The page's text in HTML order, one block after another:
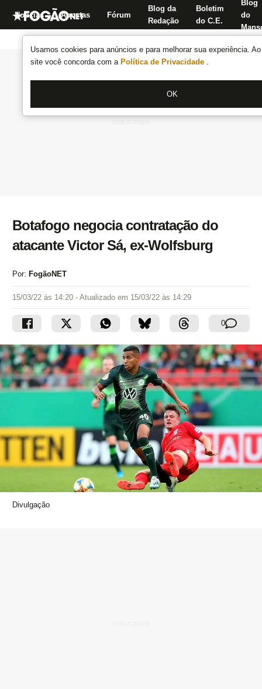
Usamos cookies para anúncios e para melhorar sua experiência.
site você concorda com a Política de Privacidade .
OK
Notícias Apostas Fórum
Blog da
Redação
Boletim
do C.E.
Blog
do
Botafogo negocia contratação do
atacante Victor Sá, ex-Wolfsburg
Por: FogãoNET
15/03/22 às 14:20 - Atualizado em 15/03/22 às 14:29
0
Divulgação